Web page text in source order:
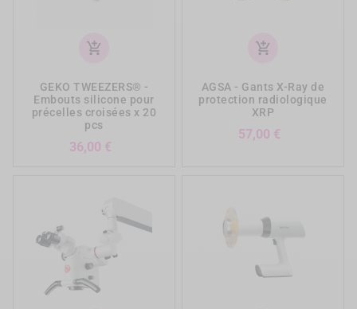
add_shopping_cart
GEKO TWEEZERS® -
Embouts silicone pour
précelles croisées x 20
pcs
36,00 €
add_shopping_cart
AGSA - Gants X-Ray de
protection radiologique
XRP
57,00 €